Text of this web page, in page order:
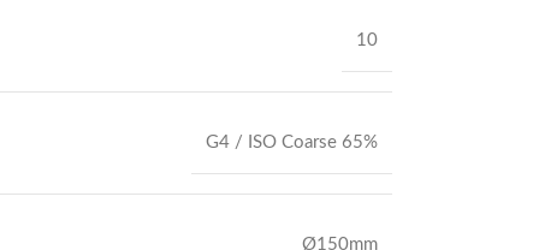
10
G4 / ISO Coarse 65%
Ø150mm